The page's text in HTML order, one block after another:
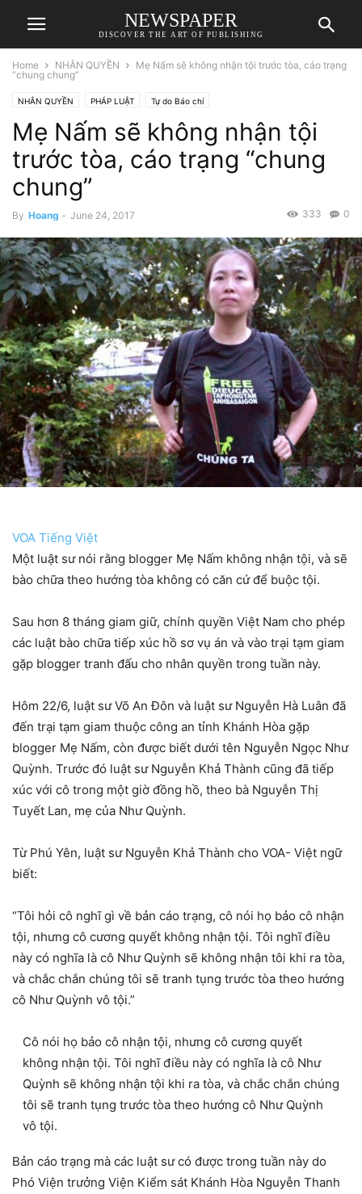
NEWSPAPER
DISCOVER THE ART OF PUBLISHING
Home NHÂN QUYỀN
Mẹ Nấm sẽ không nhận tội trước tòa, cáo trạng
“chung chung”
NHÂN QUYỀN PHÁP LUẬT Tự do Báo chí
Mẹ Nấm sẽ không nhận tội
trước tòa, cáo trạng “chung
chung”
By Hoang - June 24, 2017 0
333
VOA Tiếng Việt
Một luật sư nói rằng blogger Mẹ Nấm không nhận tội, và sẽ
bào chữa theo hướng tòa không có căn cứ để buộc tội.
Sau hơn 8 tháng giam giữ, chính quyền Việt Nam cho phép
các luật bào chữa tiếp xúc hồ sơ vụ án và vào trại tạm giam
gặp blogger tranh đấu cho nhân quyền trong tuần này.
Hôm 22/6, luật sư Võ An Đôn và luật sư Nguyễn Hà Luân đã
đến trại tạm giam thuộc công an tỉnh Khánh Hòa gặp
blogger Mẹ Nấm, còn được biết dưới tên Nguyễn Ngọc Như
Quỳnh. Trước đó luật sư Nguyễn Khả Thành cũng đã tiếp
xúc với cô trong một giờ đồng hồ, theo bà Nguyễn Thị
Tuyết Lan, mẹ của Như Quỳnh.
Từ Phú Yên, luật sư Nguyễn Khả Thành cho VOA- Việt ngữ
biết:
“Tôi hỏi cô nghĩ gì về bản cáo trạng, cô nói họ bảo cô nhận
tội, nhưng cô cương quyết không nhận tội. Tôi nghĩ điều
này có nghĩa là cô Như Quỳnh sẽ không nhận tôi khi ra tòa,
và chắc chắn chúng tôi sẽ tranh tụng trước tòa theo hướng
cô Như Quỳnh vô tội.”
Cô nói họ bảo cô nhận tội, nhưng cô cương quyết
không nhận tội. Tôi nghĩ điều này có nghĩa là cô Như
Quỳnh sẽ không nhận tội khi ra tòa, và chắc chắn chúng
tôi sẽ tranh tụng trước tòa theo hướng cô Như Quỳnh
vô tội.
Bản cáo trạng mà các luật sư có được trong tuần này do
Phó Viện trưởng Viện Kiểm sát Khánh Hòa Nguyễn Thanh